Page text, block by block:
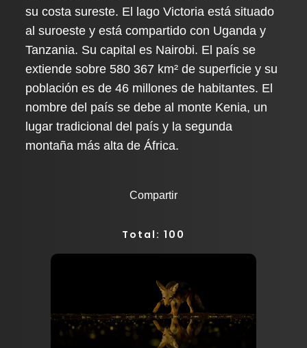
su costa sureste. El lago Victoria está situado
al suroeste y está compartido con Uganda y
Tanzania. Su capital es Nairobi. El país se
extiende sobre 580 367 km² de superficie y su
población es de 46 millones de habitantes. El
nombre del país se debe al monte Kenia, un
lugar tradicional del país y la segunda
montaña más alta de África.
Compartir
Total: 100